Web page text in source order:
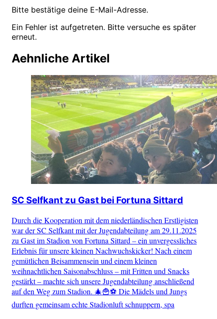
Bitte bestätige deine E-Mail-Adresse.
Ein Fehler ist aufgetreten. Bitte versuche es später
erneut.
Aehnliche Artikel
SC Selfkant zu Gast bei Fortuna Sittard
Durch die Kooperation mit dem niederländischen Erstligisten
war der SC Selfkant mit der Jugendabteilung am 29.11.2025
zu Gast im Stadion von Fortuna Sittard – ein unvergessliches
Erlebnis für unsere kleinen Nachwuchskicker! Nach einem
gemütlichen Beisammensein und einem kleinen
weihnachtlichen Saisonabschluss – mit Fritten und Snacks
gestärkt – machte sich unsere Jugendabteilung anschließend
auf den Weg zum Stadion. 🎄🍟⚽ Die Mädels und Jungs
durften gemeinsam echte Stadionluft schnuppern, spa